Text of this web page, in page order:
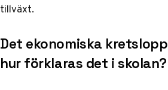
tillväxt.
Det ekonomiska
hur förklaras det i skolan?